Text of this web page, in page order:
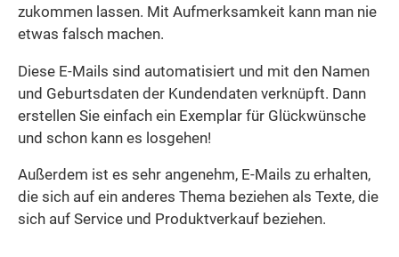
zukommen lassen. Mit Aufmerksamkeit kann man nie
etwas falsch machen.
Diese E-Mails sind automatisiert und mit den Namen
und Geburtsdaten der Kundendaten verknüpft. Dann
erstellen Sie einfach ein Exemplar für Glückwünsche
und schon kann es losgehen!
Außerdem ist es sehr angenehm, E-Mails zu erhalten,
die sich auf ein anderes Thema beziehen als Texte, die
sich auf Service und Produktverkauf beziehen.